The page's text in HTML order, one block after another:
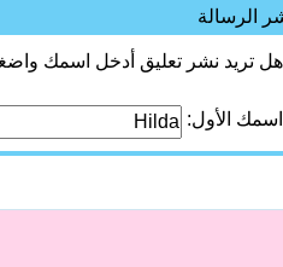
الرسالة
هل تريد نشر تعليق أدخل اسمك
اسمك الأول: